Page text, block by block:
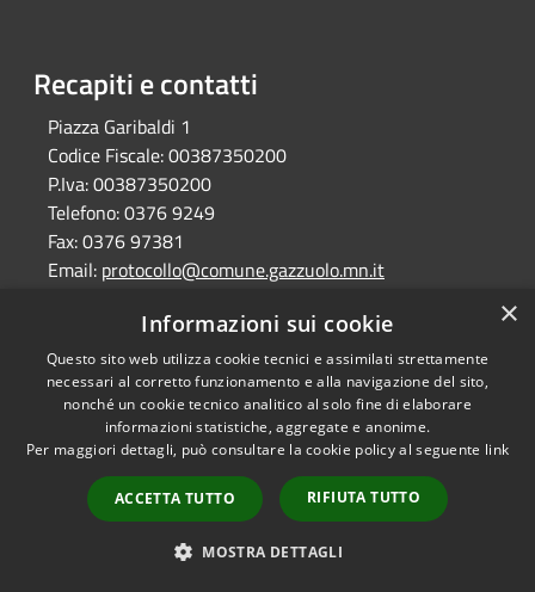
Recapiti e contatti
Piazza Garibaldi 1
Codice Fiscale:00387350200
P.Iva:00387350200
Telefono:0376 9249
Fax:0376 97381
Email: protocollo@comune.gazzuolo.mn.it
RSS
Accessibilità
Privacy
Mappa del sito
Copyright © 2026 • Comune di
Gazzuolo • Powered by
Municipium•Accesso
redazione
×
Informazioni sui cookie
Questo sito web utilizza cookie tecnici e assimilati strettamente
necessari al corretto funzionamento e alla navigazione del sito,
nonché un cookie tecnico analitico al solo fine di elaborare
informazioni statistiche, aggregate e anonime.
Per maggiori dettagli, può consultare la cookie policy al seguente link
ACCETTA TUTTO RIFIUTA TUTTO
MOSTRA DETTAGLI